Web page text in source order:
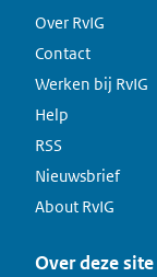
Over RvIG
Contact
Werken bij RvIG
Help
RSS
Nieuwsbrief
About RvIG
Over deze site